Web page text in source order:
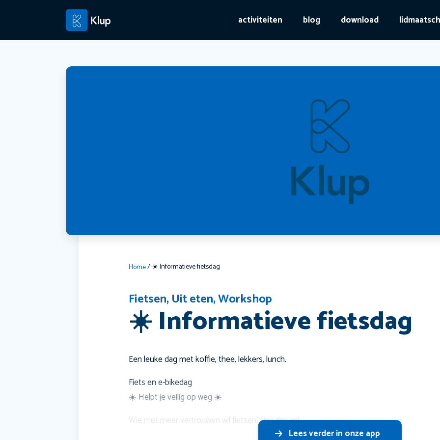
activiteiten blog download
Home/☀️ Informatieve fietsdag
Fietsen,Uit eten,Workshop
☀️ Informatieve fietsdag
Een leuke dag met koffie, thee, lekkers, lunch.
Fiets en e-bikedag
☀️ Helpt je veilig op weg ☀️
Wie met meer vertrouwen wil fietsen, fijne tips wil
Lees verder in onze app